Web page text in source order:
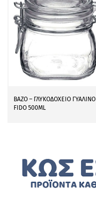
ΒΑΖΟ – ΓΛΥΚΟΔΟΧΕΙΟ ΓΥΑΛΙΝΟ
FIDO 500ML